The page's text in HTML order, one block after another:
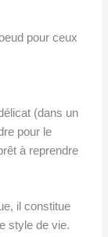
pour ceux
(dans un
pour le
à reprendre
il constitue
style de vie.